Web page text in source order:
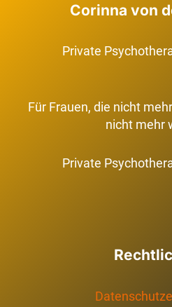
ICH
FALSCH
Corinna von
Private
Für Frauen, die nicht
nicht mehr
Private